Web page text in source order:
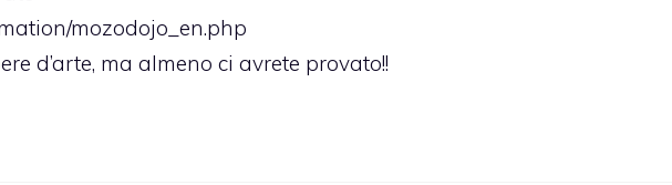
mozodojo_en.php
d’arte, ma almeno ci avrete provato!!